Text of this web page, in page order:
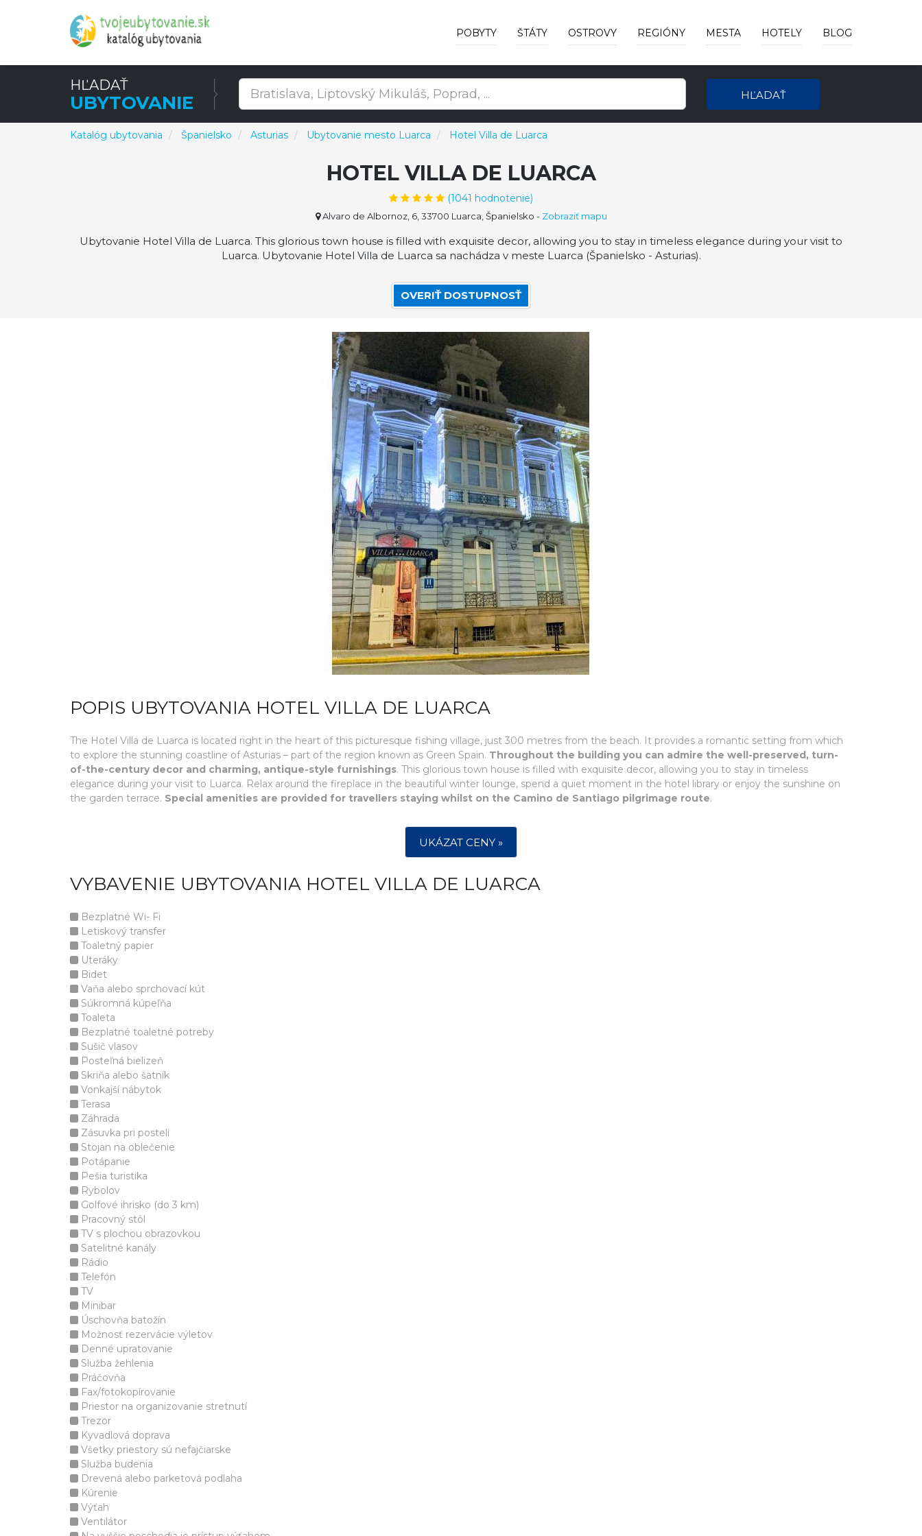
POBYTY ŠTÁTY OSTROVY REGIÓNY MESTA HOTELY BLOG
HĽADAŤ
UBYTOVANIE HĽADAŤ
Katalóg ubytovania Španielsko Asturias Ubytovanie mesto Luarca Hotel Villa de Luarca
HOTEL VILLA DE LUARCA
(1041 hodnotenie)
Alvaro de Albornoz, 6, 33700 Luarca, Španielsko - Zobraziť mapu
Ubytovanie Hotel Villa de Luarca. This glorious town house is filled with exquisite decor, allowing you to stay in timeless elegance during your visit to
Luarca. Ubytovanie Hotel Villa de Luarca sa nachádza v meste Luarca (Španielsko - Asturias).
OVERIŤ DOSTUPNOSŤ
POPIS UBYTOVANIA HOTEL VILLA DE LUARCA
The Hotel Villa de Luarca is located right in the heart of this picturesque fishing village, just 300 metres from the beach. It provides a romantic setting from which
to explore the stunning coastline of Asturias – part of the region known as Green Spain. Throughout the building you can admire the well-preserved, turn-
of-the-century decor and charming, antique-style furnishings. This glorious town house is filled with exquisite decor, allowing you to stay in timeless
elegance during your visit to Luarca. Relax around the fireplace in the beautiful winter lounge, spend a quiet moment in the hotel library or enjoy the sunshine on
the garden terrace. Special amenities are provided for travellers staying whilst on the Camino de Santiago pilgrimage route.
UKÁZAT CENY »
VYBAVENIE UBYTOVANIA HOTEL VILLA DE LUARCA
Bezplatné Wi- Fi
Letiskový transfer
Toaletný papier
Uteráky
Bidet
Vaňa alebo sprchovací kút
Súkromná kúpeľňa
Toaleta
Bezplatné toaletné potreby
Sušič vlasov
Posteľná bielizeň
Skriňa alebo šatník
Vonkajší nábytok
Terasa
Záhrada
Zásuvka pri posteli
Stojan na oblečenie
Potápanie
Pešia turistika
Rybolov
Golfové ihrisko (do 3 km)
Pracovný stôl
TV s plochou obrazovkou
Satelitné kanály
Rádio
Telefón
TV
Minibar
Úschovňa batožín
Možnosť rezervácie výletov
Denné upratovanie
Služba žehlenia
Práčovňa
Fax/fotokopírovanie
Priestor na organizovanie stretnutí
Trezor
Kyvadlová doprava
Všetky priestory sú nefajčiarske
Služba budenia
Drevená alebo parketová podlaha
Kúrenie
Výťah
Ventilátor